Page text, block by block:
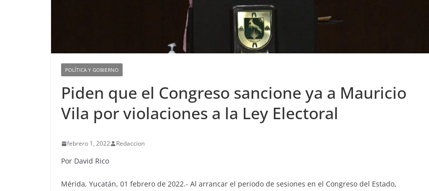
POLÍTICA Y GOBIERNO
Piden que el Congreso sancione ya a Mauricio
Vila por violaciones a la Ley Electoral
febrero 1, 2022 Redaccion
Por David Rico
Mérida, Yucatán, 01 febrero de 2022.- Al arrancar el periodo de sesiones en el Congreso del Estado,